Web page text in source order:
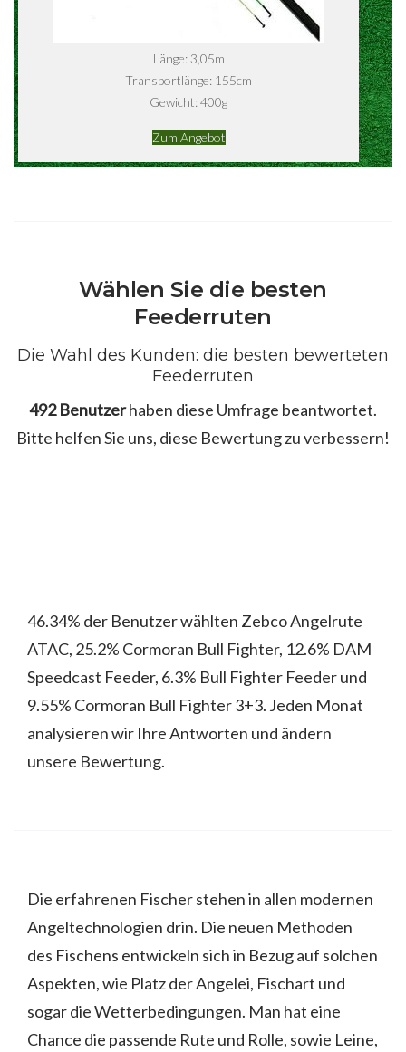
Länge: 3,05m
Transportlänge: 155cm
Gewicht: 400g
Zum Angebot
Wählen Sie die besten
Feederruten
Die Wahl des Kunden: die besten bewerteten
Feederruten
492 Benutzerhaben diese Umfrage beantwortet.
Bitte helfen Sie uns, diese Bewertung zu verbessern!
46.34% der Benutzer wählten Zebco Angelrute
ATAC, 25.2% Cormoran Bull Fighter, 12.6% DAM
Speedcast Feeder, 6.3% Bull Fighter Feeder und
9.55% Cormoran Bull Fighter 3+3. Jeden Monat
analysieren wir Ihre Antworten und ändern
unsere Bewertung.
Die erfahrenen Fischer stehen in allen modernen
Angeltechnologien drin. Die neuen Methoden
des Fischens entwickeln sich in Bezug auf solchen
Aspekten, wie Platz der Angelei, Fischart und
sogar die Wetterbedingungen. Man hat eine
Chance die passende Rute und Rolle, sowie Leine,